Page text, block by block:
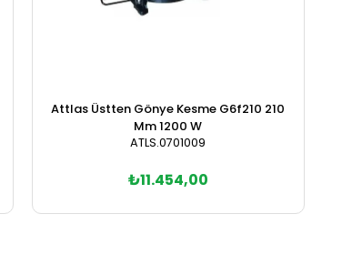
Attlas Üstten Gönye Kesme G6f210 210
Mm 1200 W
ATLS.0701009
₺11.454,00